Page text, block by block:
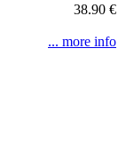
38.90 €
... more info